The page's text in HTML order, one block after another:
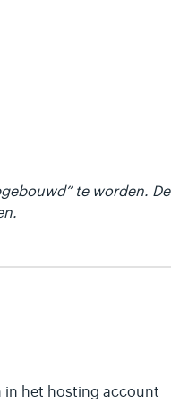
te worden. De
in het hosting account